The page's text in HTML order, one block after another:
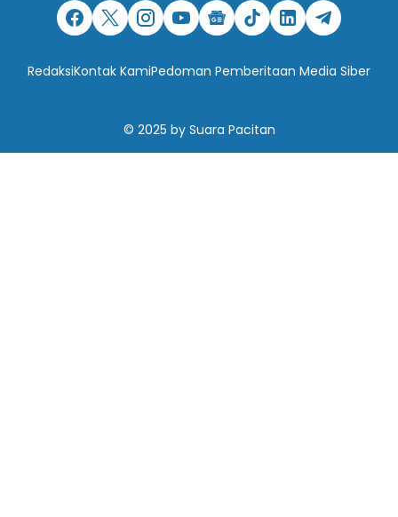
RedaksiKontak KamiPedoman Pemberitaan Media Siber
© 2025 by Suara Pacitan